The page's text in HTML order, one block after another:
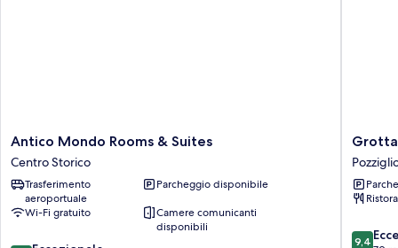
Antico
Mondo
Rooms
&
Suites
Centro
Antico Mondo Rooms & Suites
Centro Storico
Trasferimento
aeroportuale
Parcheggio disponibile
Wi-Fi gratuito
Camere comunicanti
disponibili
Grotta
Grotta
9.4
9,4